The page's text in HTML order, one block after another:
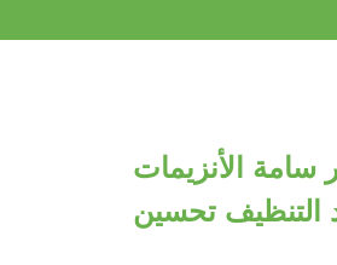
الأنزيمات
التنظيف تحسين